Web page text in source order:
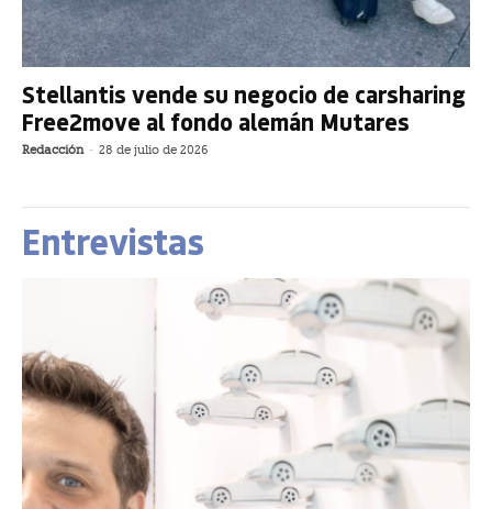
Stellantis vende su negocio de carsharing
Free2move al fondo alemán Mutares
Redacción - 28 de julio de 2026
Entrevistas